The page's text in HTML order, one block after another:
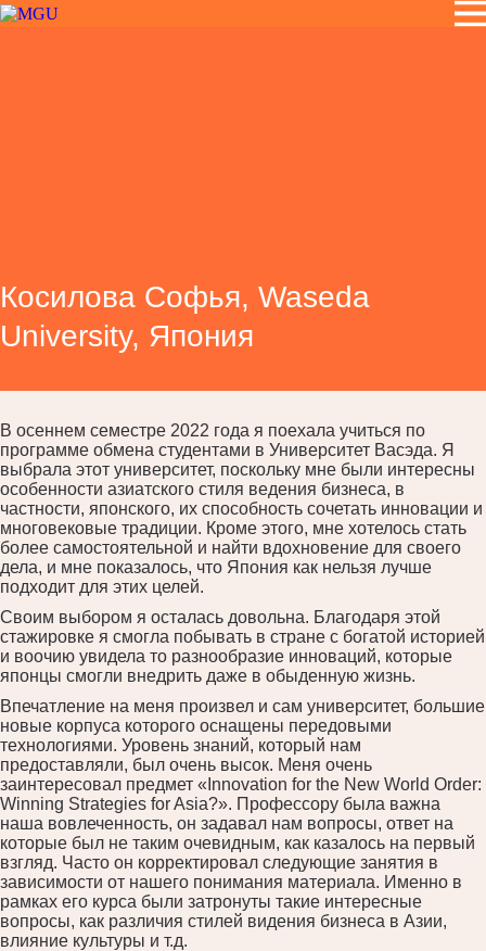
Косилова Софья, Waseda
University, Япония
В осеннем семестре 2022 года я поехала учиться по
программе обмена студентами в Университет Васэда. Я
выбрала этот университет, поскольку мне были интересны
особенности азиатского стиля ведения бизнеса, в
частности, японского, их способность сочетать инновации и
многовековые традиции. Кроме этого, мне хотелось стать
более самостоятельной и найти вдохновение для своего
дела, и мне показалось, что Япония как нельзя лучше
подходит для этих целей.
Своим выбором я осталась довольна. Благодаря этой
стажировке я смогла побывать в стране с богатой историей
и воочию увидела то разнообразие инноваций, которые
японцы смогли внедрить даже в обыденную жизнь.
Впечатление на меня произвел и сам университет, большие
новые корпуса которого оснащены передовыми
технологиями. Уровень знаний, который нам
предоставляли, был очень высок. Меня очень
заинтересовал предмет «Innovation for the New World Order:
Winning Strategies for Asia?». Профессору была важна
наша вовлеченность, он задавал нам вопросы, ответ на
которые был не таким очевидным, как казалось на первый
взгляд. Часто он корректировал следующие занятия в
зависимости от нашего понимания материала. Именно в
рамках его курса были затронуты такие интересные
вопросы, как различия стилей видения бизнеса в Азии,
влияние культуры и т.д.